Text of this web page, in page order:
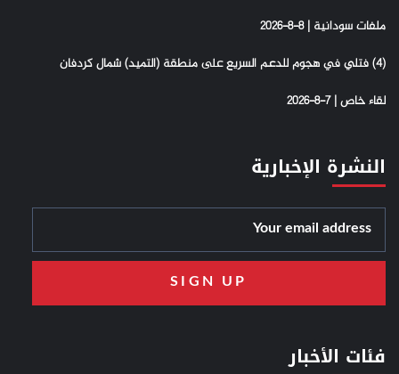
ملفات سودانية | 8-8-2026
(4) فتلي في هجوم للدعم السريع على منطقة (التميد) شمال كردفان
لقاء خاص | 7-8-2026
النشرة الإخبارية
فئات الأخبار